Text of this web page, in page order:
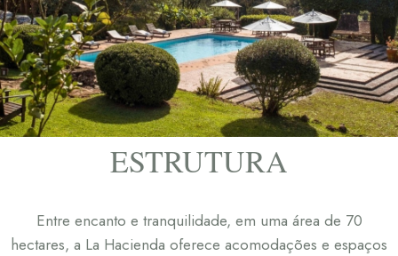
ESTRUTURA
Entre encanto e tranquilidade, em uma área de 70
hectares, a La Hacienda oferece acomodações e espaços